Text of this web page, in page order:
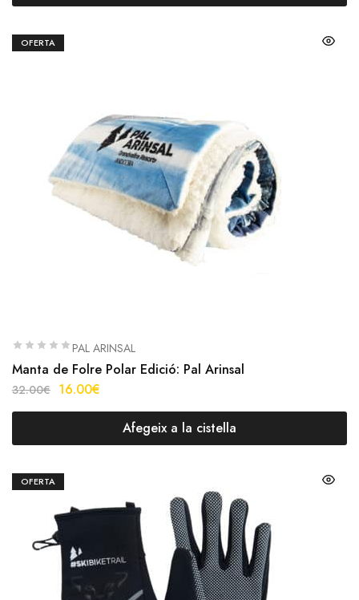
OFERTA
PAL ARINSAL
Manta de Folre Polar Edició: Pal Arinsal
32.00€ 16.00€
Afegeix a la cistella
OFERTA